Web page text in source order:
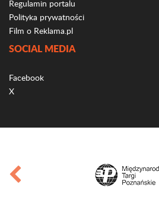
Regulamin portalu
Polityka prywatności
Film o Reklama.pl
SOCIAL MEDIA
Facebook
X